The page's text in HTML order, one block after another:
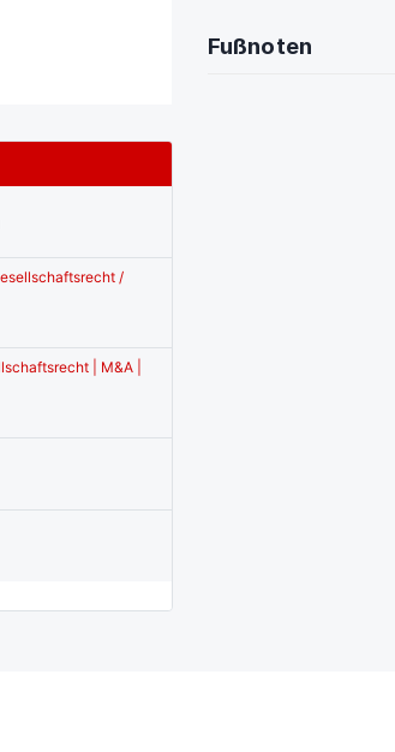
Fußnoten